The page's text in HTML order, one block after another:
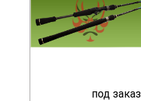
под заказ